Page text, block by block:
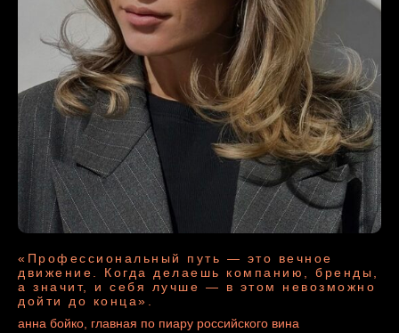
«Профессиональный путь — это вечное
движение. Когда делаешь компанию, бренды,
а значит, и себя лучше — в этом невозможно
дойти до конца».
анна бойко, главная по пиару российского вина